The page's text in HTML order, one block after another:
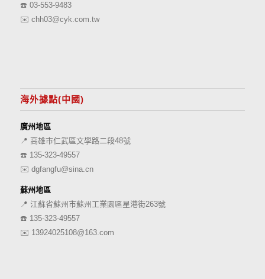
☎️ 03-553-9483
✉️ chh03@cyk.com.tw
海外據點(中國)
廣州地區
📍 高雄市仁武區文學路二段48號
☎️ 135-323-49557
✉️ dgfangfu@sina.cn
蘇州地區
📍 江蘇省蘇州市蘇州工業園區星港街263號
☎️ 135-323-49557
✉️ 13924025108@163.com